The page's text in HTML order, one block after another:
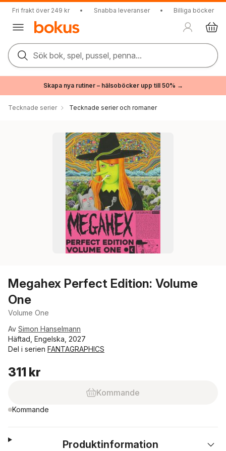
Fri frakt över 249 kr • Snabba leveranser • Billiga böcker
Sök bok, spel, pussel, penna...
Skapa nya rutiner – hälsoböcker upp till 50% →
Tecknade serier Tecknade serier och romaner
Megahex Perfect Edition: Volume
One
Volume One
Av Simon Hanselmann
Häftad, Engelska, 2027
Del i serien FANTAGRAPHICS
311 kr
Kommande
Kommande
Produktinformation